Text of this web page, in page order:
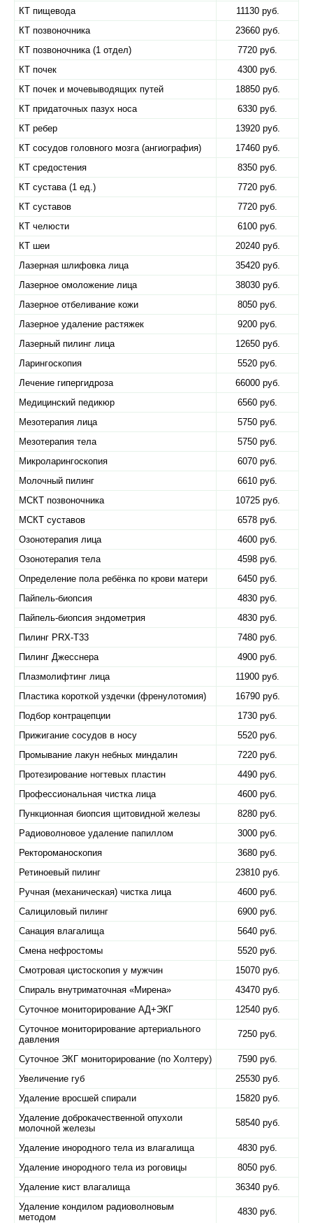
КТ пищевода
11130 руб.
КТ позвоночника
23660 руб.
КТ позвоночника (1 отдел)
7720 руб.
КТ почек
4300 руб.
КТ почек и мочевыводящих путей
18850 руб.
КТ придаточных пазух носа
6330 руб.
КТ ребер
13920 руб.
КТ сосудов головного мозга (ангиография)
17460 руб.
КТ средостения
8350 руб.
КТ сустава (1 ед.)
7720 руб.
КТ суставов
7720 руб.
КТ челюсти
6100 руб.
КТ шеи
20240 руб.
Лазерная шлифовка лица
35420 руб.
Лазерное омоложение лица
38030 руб.
Лазерное отбеливание кожи
8050 руб.
Лазерное удаление растяжек
9200 руб.
Лазерный пилинг лица
12650 руб.
Ларингоскопия
5520 руб.
Лечение гипергидроза
66000 руб.
Медицинский педикюр
6560 руб.
Мезотерапия лица
5750 руб.
Мезотерапия тела
5750 руб.
Микроларингоскопия
6070 руб.
Молочный пилинг
6610 руб.
МСКТ позвоночника
10725 руб.
МСКТ суставов
6578 руб.
Озонотерапия лица
4600 руб.
Озонотерапия тела
4598 руб.
Определение пола ребёнка по крови матери
6450 руб.
Пайпель-биопсия
4830 руб.
Пайпель-биопсия эндометрия
4830 руб.
Пилинг PRX-T33
7480 руб.
Пилинг Джесснера
4900 руб.
Плазмолифтинг лица
11900 руб.
Пластика короткой уздечки (френулотомия)
16790 руб.
Подбор контрацепции
1730 руб.
Прижигание сосудов в носу
5520 руб.
Промывание лакун небных миндалин
7220 руб.
Протезирование ногтевых пластин
4490 руб.
Профессиональная чистка лица
4600 руб.
Пункционная биопсия щитовидной железы
8280 руб.
Радиоволновое удаление папиллом
3000 руб.
Ректороманоскопия
3680 руб.
Ретиноевый пилинг
23810 руб.
Ручная (механическая) чистка лица
4600 руб.
Салициловый пилинг
6900 руб.
Санация влагалища
5640 руб.
Смена нефростомы
5520 руб.
Смотровая цистоскопия у мужчин
15070 руб.
Спираль внутриматочная «​Мирена»
43470 руб.
Суточное мониторирование АД+ЭКГ
12540 руб.
Суточное мониторирование артериального
давления
7250 руб.
Суточное ЭКГ мониторирование (по Холтеру)
7590 руб.
Увеличение губ
25530 руб.
Удаление вросшей спирали
15820 руб.
Удаление доброкачественной опухоли
молочной железы
58540 руб.
Удаление инородного тела из влагалища
4830 руб.
Удаление инородного тела из роговицы
8050 руб.
Удаление кист влагалища
36340 руб.
Удаление кондилом радиоволновым
методом
4830 руб.